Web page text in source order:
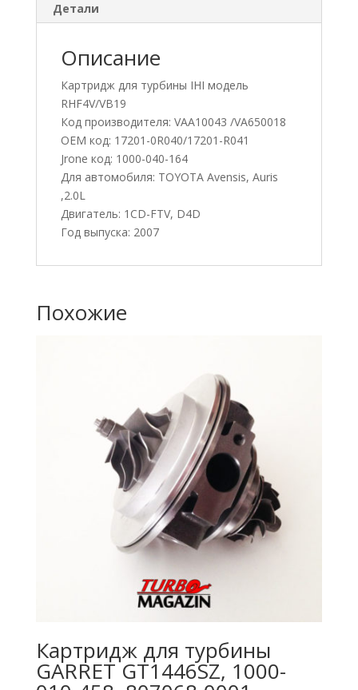
Детали
Описание
Картридж для турбины IHI модель
RHF4V/VB19
Код производителя: VAA10043 /VA650018
OEM код: 17201-0R040/17201-R041
Jrone код: 1000-040-164
Для автомобиля: TOYOTA Avensis, Auris
,2.0L
Двигатель: 1CD-FTV, D4D
Год выпуска: 2007
Похожие
Картридж для турбины
GARRET GT1446SZ, 1000-